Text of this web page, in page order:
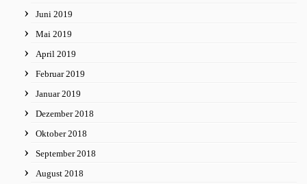
Juni 2019
Mai 2019
April 2019
Februar 2019
Januar 2019
Dezember 2018
Oktober 2018
September 2018
August 2018